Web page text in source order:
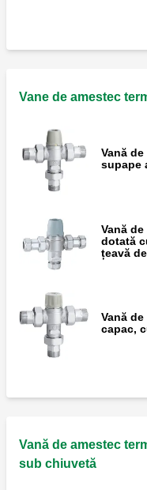
Vane de amestec
Vană
supape
Vană
dotată
țeavă
Vană
capac,
Vană de amestec
sub chiuvetă